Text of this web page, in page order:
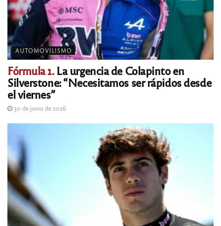
AUTOMOVILISMO
Fórmula 1.La urgencia de Colapinto en
Silverstone: “Necesitamos ser rápidos desde
el viernes”
30 de junio de 2026